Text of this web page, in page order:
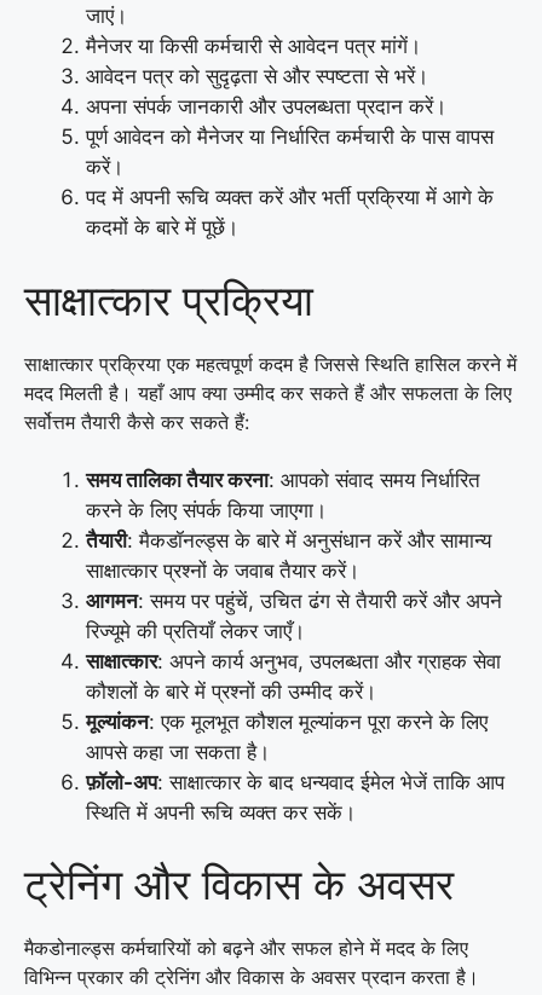
जाएं।
मैनेजर या किसी कर्मचारी से आवेदन पत्र मांगें।
आवेदन पत्र को सुदृढ़ता से और स्पष्टता से भरें।
अपना संपर्क जानकारी और उपलब्धता प्रदान करें।
पूर्ण आवेदन को मैनेजर या निर्धारित कर्मचारी के पास वापस
करें।
पद में अपनी रूचि व्यक्त करें और भर्ती प्रक्रिया में आगे के
कदमों के बारे में पूछें।
साक्षात्कार प्रक्रिया
साक्षात्कार प्रक्रिया एक महत्वपूर्ण कदम है जिससे स्थिति हासिल करने में
मदद मिलती है। यहाँ आप क्या उम्मीद कर सकते हैं और सफलता के लिए
सर्वोत्तम तैयारी कैसे कर सकते हैं:
समय तालिका तैयार करना: आपको संवाद समय निर्धारित
करने के लिए संपर्क किया जाएगा।
तैयारी: मैकडॉनल्ड्स के बारे में अनुसंधान करें और सामान्य
साक्षात्कार प्रश्नों के जवाब तैयार करें।
आगमन: समय पर पहुंचें, उचित ढंग से तैयारी करें और अपने
रिज्यूमे की प्रतियाँ लेकर जाएँ।
साक्षात्कार: अपने कार्य अनुभव, उपलब्धता और ग्राहक सेवा
कौशलों के बारे में प्रश्नों की उम्मीद करें।
मूल्यांकन: एक मूलभूत कौशल मूल्यांकन पूरा करने के लिए
आपसे कहा जा सकता है।
फ़ॉलो-अप: साक्षात्कार के बाद धन्यवाद ईमेल भेजें ताकि आप
स्थिति में अपनी रूचि व्यक्त कर सकें।
ट्रेनिंग और विकास के अवसर
मैकडोनाल्ड्स कर्मचारियों को बढ़ने और सफल होने में मदद के लिए
विभिन्न प्रकार की ट्रेनिंग और विकास के अवसर प्रदान करता है।